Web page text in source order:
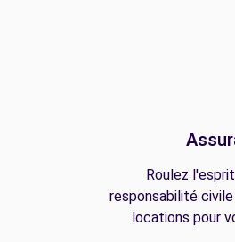
Roulez l'esprit
responsabilité
locations pour